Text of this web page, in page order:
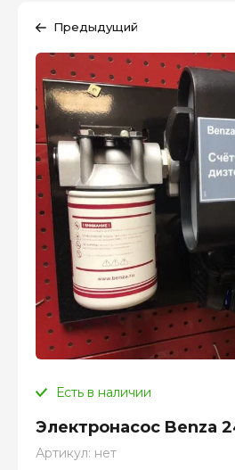
Предыдущий
Есть в наличии
Электронасос Benza
Артикул: нет